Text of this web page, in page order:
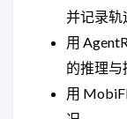
并记录轨
用
的推理与
用